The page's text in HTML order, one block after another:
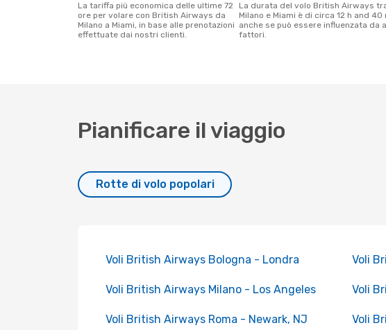
La tariffa più economica delle ultime 72
ore per volare con British Airways da
Milano a Miami, in base alle prenotazioni
effettuate dai nostri clienti.
La durata del volo British Airways tra
Milano e Miami è di circa 12 h and 40
anche se può essere influenzata da
fattori.
Pianificare il viaggio
Rotte di volo popolari
Voli British Airways Bologna - Londra Voli
Voli British Airways Milano - Los Angeles Voli
Voli British Airways Roma - Newark, NJ Voli